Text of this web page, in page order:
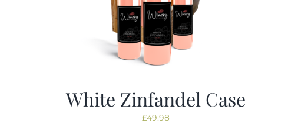
White Zinfandel Case
£49.98